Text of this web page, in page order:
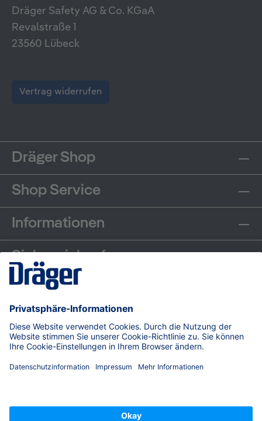
Dräger Safety AG & Co. KGaA
Revalstraße 1
23560 Lübeck
Vertrag widerrufen
Dräger Shop
Shop Service
Informationen
Sicher einkaufen
Communities
Zahlungsarten
Versand